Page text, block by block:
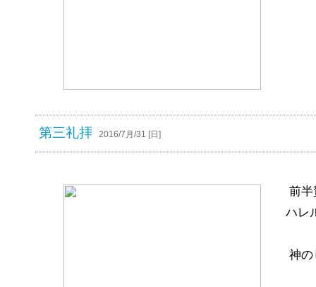
第三礼拝 2016/7月/31 [日]
前半
ハレ
神の